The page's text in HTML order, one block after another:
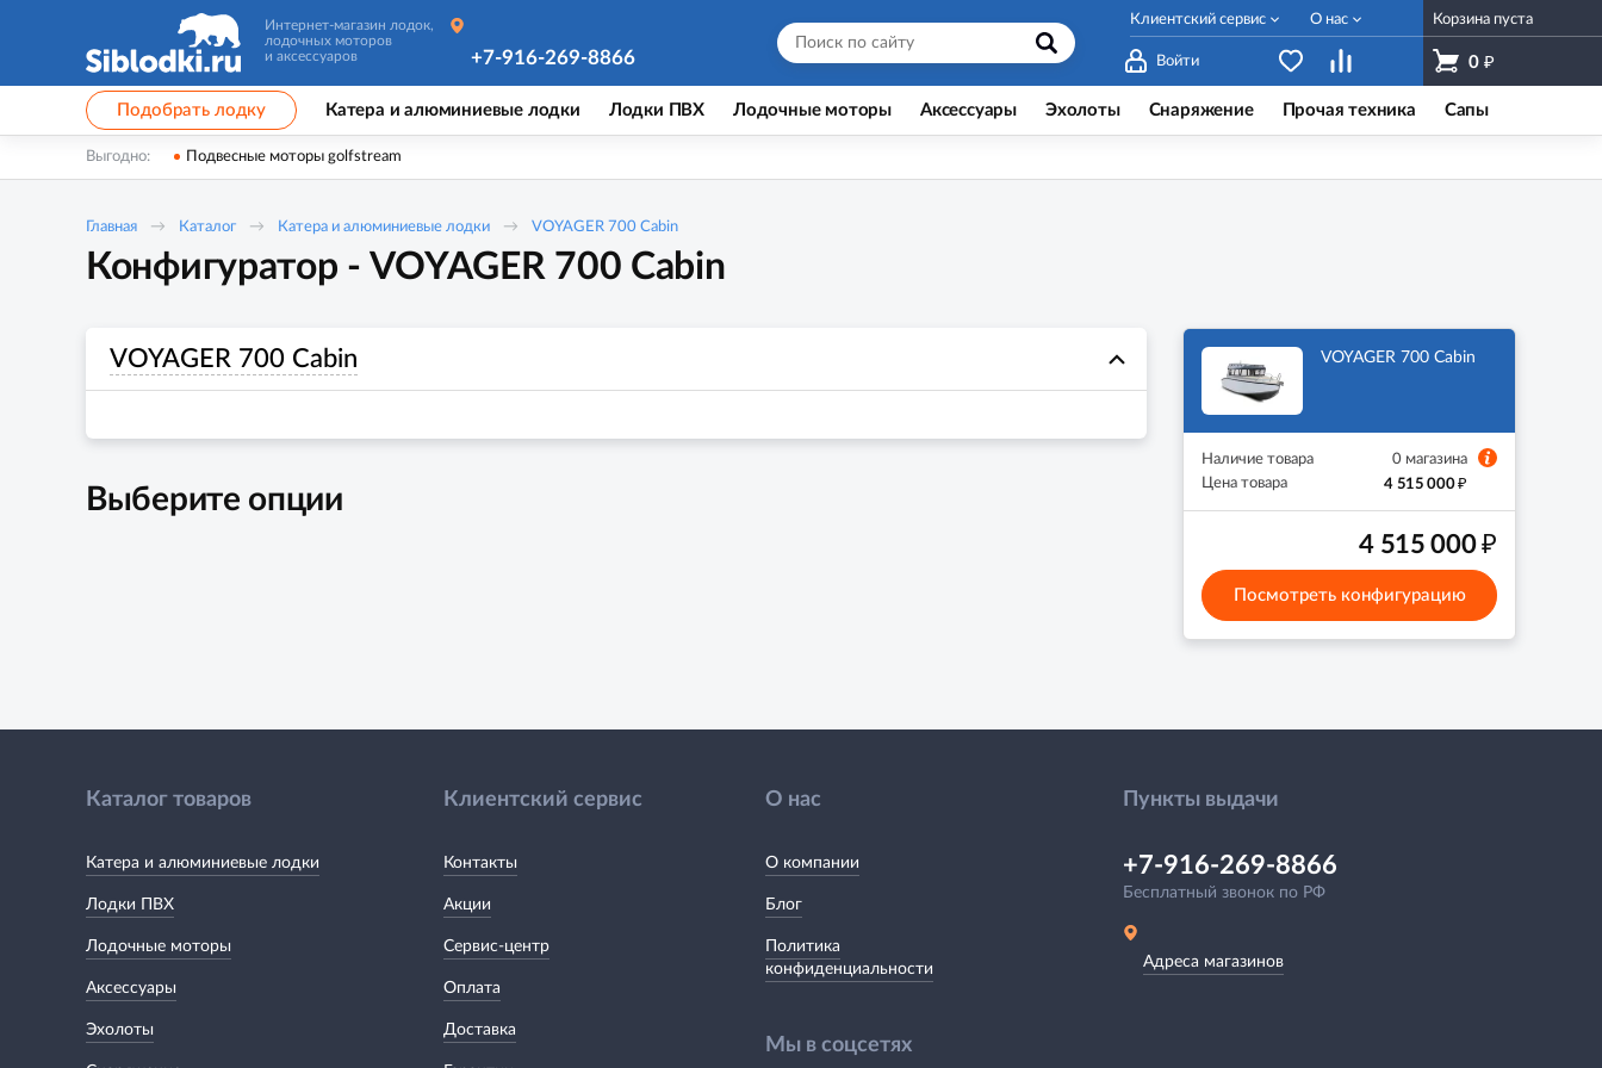
Интернет-магазин лодок,
лодочных моторов
и аксессуаров
Войти
Корзина пуста
0 ₽
+7-916-269-8866
Клиентский сервис О нас
Подобрать лодку Катера и алюминиевые лодки Лодки ПВХ Лодочные моторы Аксессуары Эхолоты Снаряжение Прочая техника Сапы
Выгодно: Подвесные моторы golfstream
Главная Каталог Катера и алюминиевые лодки VOYAGER 700 Cabin
Конфигуратор - VOYAGER 700 Cabin
VOYAGER 700 Cabin
Выберите опции
VOYAGER 700 Cabin
Наличие товара
0 магазина
Цена товара
4 515 000₽
4 515 000₽
Посмотреть конфигурацию
Каталог товаров
Катера и алюминиевые лодки
Лодки ПВХ
Лодочные моторы
Аксессуары
Эхолоты
Клиентский сервис
Контакты
Акции
Сервис-центр
Оплата
Доставка
О нас
О компании
Блог
Политика
конфиденциальности
Мы в соцсетях
Пункты выдачи
+7-916-269-8866
Бесплатный звонок по РФ
Адреса магазинов